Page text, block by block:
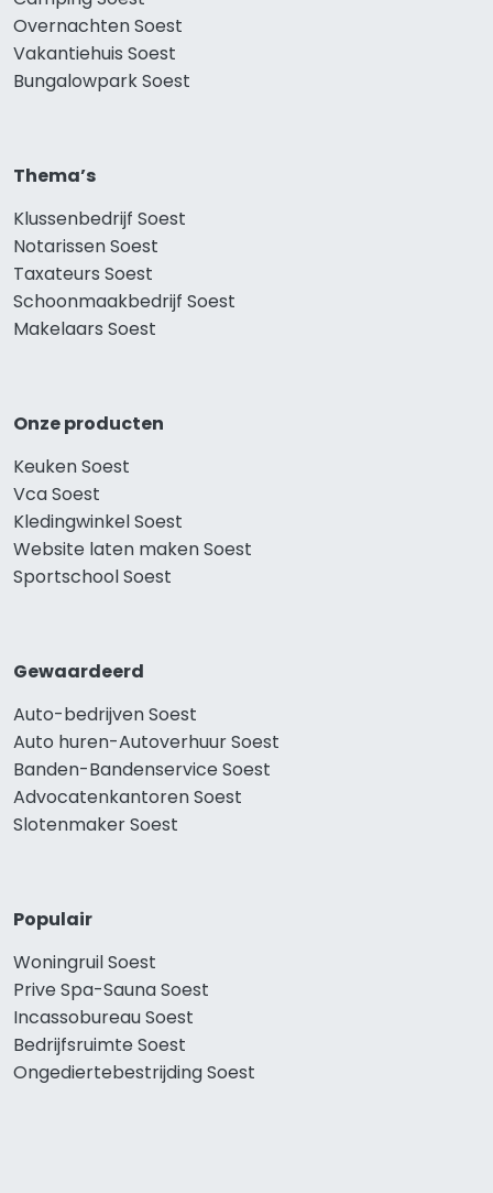
Overnachten Soest
Vakantiehuis Soest
Bungalowpark Soest
Thema’s
Klussenbedrijf Soest
Notarissen Soest
Taxateurs Soest
Schoonmaakbedrijf Soest
Makelaars Soest
Onze producten
Keuken Soest
Vca Soest
Kledingwinkel Soest
Website laten maken Soest
Sportschool Soest
Gewaardeerd
Auto-bedrijven Soest
Auto huren-Autoverhuur Soest
Banden-Bandenservice Soest
Advocatenkantoren Soest
Slotenmaker Soest
Populair
Woningruil Soest
Prive Spa-Sauna Soest
Incassobureau Soest
Bedrijfsruimte Soest
Ongediertebestrijding Soest